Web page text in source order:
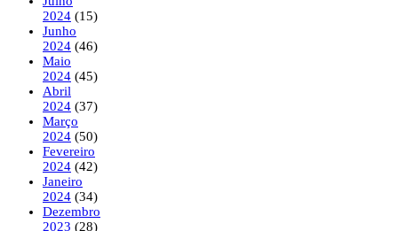
2024 (15)
Junho
2024 (46)
Maio
2024 (45)
Abril
2024 (37)
Março
2024 (50)
Fevereiro
2024 (42)
Janeiro
2024 (34)
Dezembro
2023 (28)